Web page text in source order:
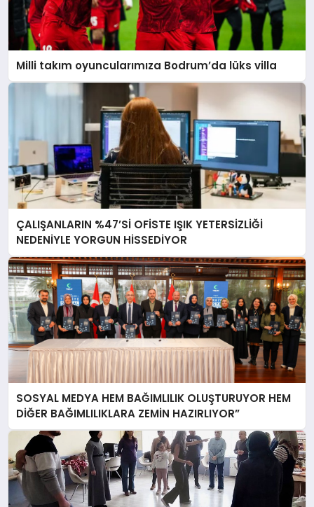
Milli takım oyuncularımıza Bodrum’da lüks villa
ÇALIŞANLARIN %47’Sİ OFİSTE IŞIK YETERSİZLİĞİ
NEDENİYLE YORGUN HİSSEDİYOR
SOSYAL MEDYA HEM BAĞIMLILIK OLUŞTURUYOR HEM
DİĞER BAĞIMLILIKLARA ZEMİN HAZIRLIYOR”